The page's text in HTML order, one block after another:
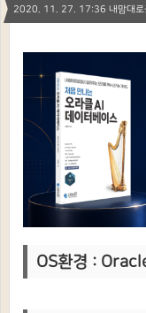
2020. 11. 27. 17:36 내맘대로
OS환경 :